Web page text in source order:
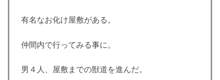
有名なお化け屋敷がある。
仲間内で行ってみる事に。
男４人、屋敷までの獣道を進んだ。